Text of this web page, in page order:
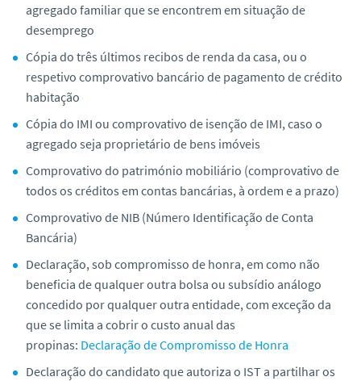
agregado familiar que se encontrem em situação de
desemprego
Cópia do três últimos recibos de renda da casa, ou o
respetivo comprovativo bancário de pagamento de crédito
habitação
Cópia do IMI ou comprovativo de isenção de IMI, caso o
agregado seja proprietário de bens imóveis
Comprovativo do património mobiliário (comprovativo de
todos os créditos em contas bancárias, à ordem e a prazo)
Comprovativo de NIB (Número Identificação de Conta
Bancária)
Declaração, sob compromisso de honra, em como não
beneficia de qualquer outra bolsa ou subsídio análogo
concedido por qualquer outra entidade, com exceção da
que se limita a cobrir o custo anual das
propinas: Declaração de Compromisso de Honra
Declaração do candidato que autoriza o IST a partilhar os